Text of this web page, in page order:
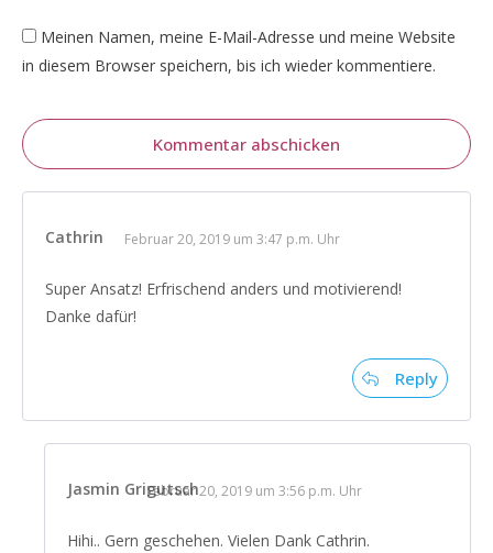
Meinen Namen, meine E-Mail-Adresse und meine Website
in diesem Browser speichern, bis ich wieder kommentiere.
Kommentar abschicken
Cathrin Februar 20, 2019 um 3:47 p.m. Uhr
Super Ansatz! Erfrischend anders und motivierend!
Danke dafür!
Reply
Jasmin GrigutschFebruar 20, 2019 um 3:56 p.m. Uhr
Hihi.. Gern geschehen. Vielen Dank Cathrin.